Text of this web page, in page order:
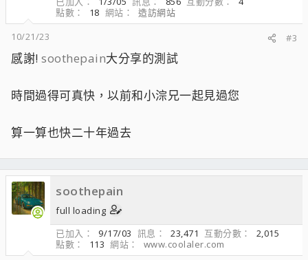
點數
18 網站
造訪網站
10/21/23
#3
感謝! soothepain大分享的測試
時間過得可真快，以前和小淙兄一起見過您
算一算也快二十年過去
soothepain
full loading
已加入
9/17/03 訊息 23,471 互動分數
2,015
點數
113 網站
www.coolaler.com